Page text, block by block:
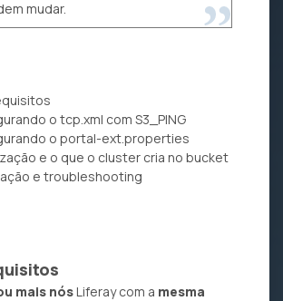
mudar.
o tcp.xml com S3_PING
o portal-ext.properties
e o que o cluster cria no bucket
e troubleshooting
mais nósLiferay com a mesma